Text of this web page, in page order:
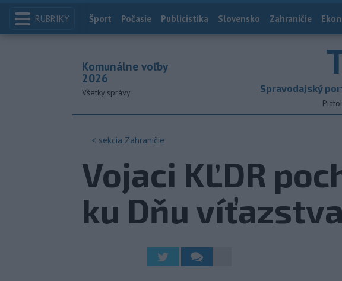
RUBRIKY Index
Šport Počasie Publicistika Slovensko Zahraničie
Spravodajský
Komunálne voľby
2026
Všetky správy
< sekcia Zahraničie
Vojaci KĽDR
ku Dňu